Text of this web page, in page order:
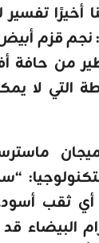
أخيرًا
نجم قزم
من حافة
التي لا
ميجان
ثقب أسود.
البيضاء